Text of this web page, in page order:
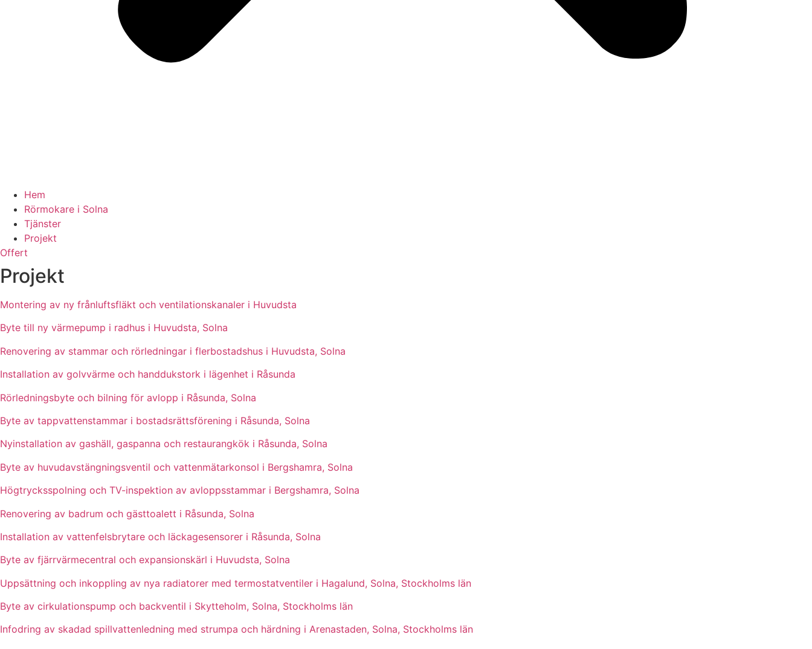
Hem
Rörmokare i Solna
Tjänster
Projekt
Offert
Projekt
Montering av ny frånluftsfläkt och ventilationskanaler i Huvudsta
Byte till ny värmepump i radhus i Huvudsta, Solna
Renovering av stammar och rörledningar i flerbostadshus i Huvudsta, Solna
Installation av golvvärme och handdukstork i lägenhet i Råsunda
Rörledningsbyte och bilning för avlopp i Råsunda, Solna
Byte av tappvattenstammar i bostadsrättsförening i Råsunda, Solna
Nyinstallation av gashäll, gaspanna och restaurangkök i Råsunda, Solna
Byte av huvudavstängningsventil och vattenmätarkonsol i Bergshamra, Solna
Högtrycksspolning och TV-inspektion av avloppsstammar i Bergshamra, Solna
Renovering av badrum och gästtoalett i Råsunda, Solna
Installation av vattenfelsbrytare och läckagesensorer i Råsunda, Solna
Byte av fjärrvärmecentral och expansionskärl i Huvudsta, Solna
Uppsättning och inkoppling av nya radiatorer med termostatventiler i Hagalund, Solna, Stockholms län
Byte av cirkulationspump och backventil i Skytteholm, Solna, Stockholms län
Infodring av skadad spillvattenledning med strumpa och härdning i Arenastaden, Solna, Stockholms län